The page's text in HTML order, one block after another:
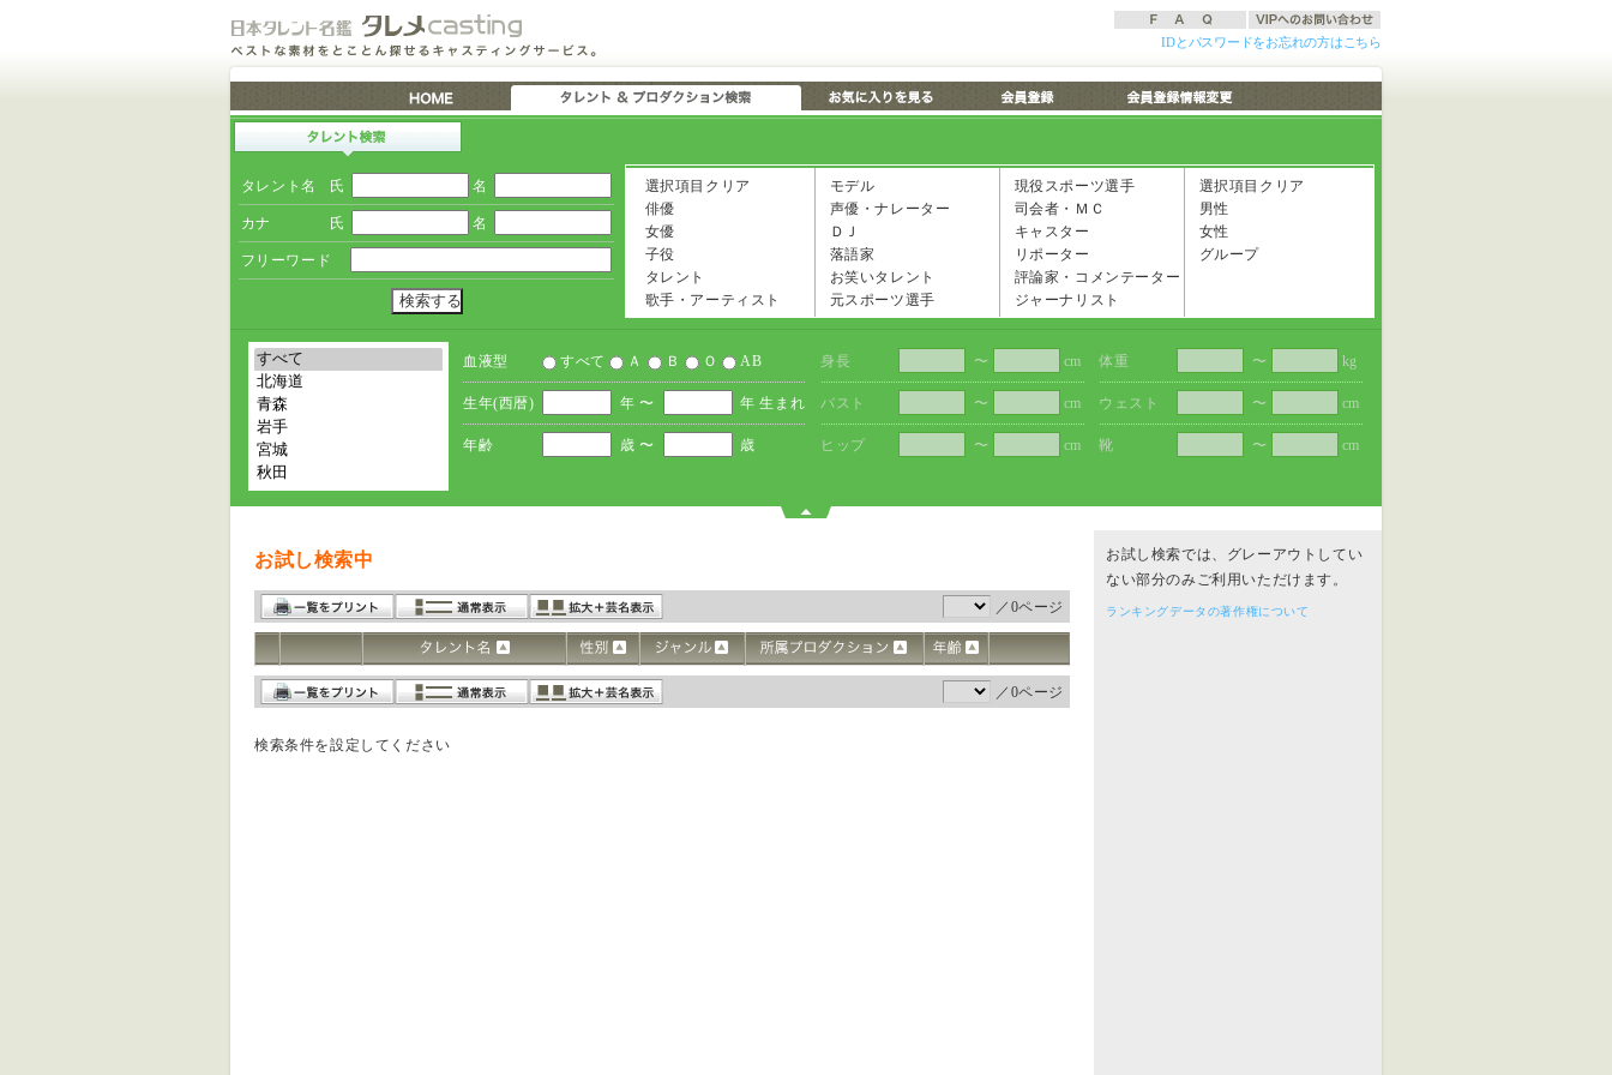
IDとパスワードをお忘れの方はこちら
タレント名 氏 名
カナ 氏 名
フリーワード
選択項目クリア
俳優
女優
子役
タレント
歌手・アーティスト
モデル
声優・ナレーター
ＤＪ
落語家
お笑いタレント
元スポーツ選手
現役スポーツ選手
司会者・ＭＣ
キャスター
リポーター
評論家・コメンテーター
ジャーナリスト
選択項目クリア
男性
女性
グループ
血液型 すべて Ａ Ｂ Ｏ AB
生年(西暦) 年 〜 年 生まれ
年齢 歳 〜 歳
身長 〜 cm
バスト 〜 cm
ヒップ 〜 cm
体重 〜 kg
ウェスト 〜 cm
靴 〜 cm
お試し検索中
／0ページ
／0ページ
検索条件を設定してください
お試し検索では、グレーアウトしてい
ない部分のみご利用いただけます。
ランキングデータの著作権について